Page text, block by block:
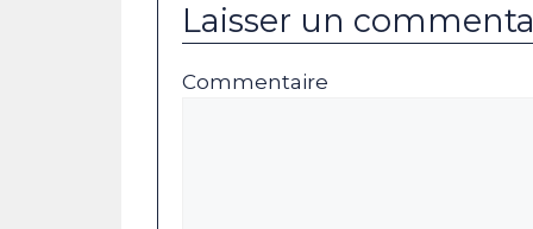
Laisser un
Commentaire